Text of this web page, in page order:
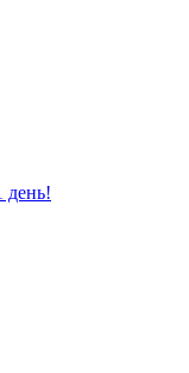
день!